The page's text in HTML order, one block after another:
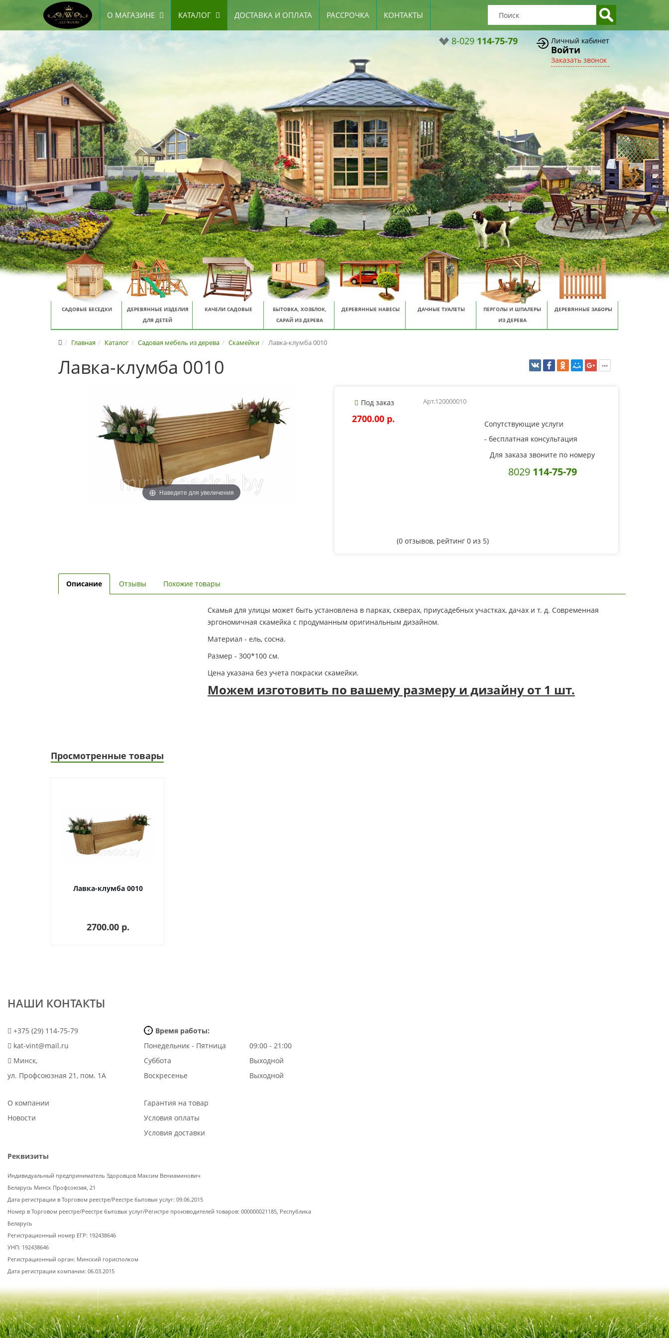
О МАГАЗИНЕ КАТАЛОГ ДОСТАВКА И ОПЛАТА РАССРОЧКА КОНТАКТЫ
8-029 114-75-79 Личный кабинет
Войти
Заказать звонок
САДОВЫЕ БЕСЕДКИ
ДЕРЕВЯННЫЕ ИЗДЕЛИЯ
ДЛЯ ДЕТЕЙ
КАЧЕЛИ САДОВЫЕ
БЫТОВКА, ХОЗБЛОК,
САРАЙ ИЗ ДЕРЕВА
ДЕРЕВЯННЫЕ НАВЕСЫ ДАЧНЫЕ ТУАЛЕТЫ
ПЕРГОЛЫ И ШПАЛЕРЫ
ИЗ ДЕРЕВА
ДЕРЕВЯННЫЕ ЗАБОРЫ
Главная Каталог Садовая мебель из дерева Скамейки Лавка-клумба 0010
Лавка-клумба 0010
Наведите для увеличения
Под заказ Арт.120000010
2700.00 p.
Сопутствующие услуги
- бесплатная консультация
Для заказа звоните по номеру
8029 114-75-79
(0 отзывов, рейтинг 0 из 5)
Описание Отзывы Похожие товары
Скамья для улицы может быть установлена в парках, скверах, приусадебных участках, дачах и т. д. Современная
эргономичная скамейка с продуманным оригинальным дизайном.
Материал - ель, сосна.
Размер - 300*100 см.
Цена указана без учета покраски скамейки.
Можем изготовить по вашему размеру и дизайну от 1 шт.
Просмотренные товары
Лавка-клумба 0010
2700.00 p.
НАШИ КОНТАКТЫ
+375 (29) 114-75-79
kat-vint@mail.ru
Минск,
ул. Профсоюзная 21, пом. 1А
Время работы:
Понедельник - Пятница
09:00 - 21:00
Суббота
Выходной
Воскресенье
Выходной
О компании
Новости
Гарантия на товар
Условия оплаты
Условия доставки
Реквизиты
Индивидуальный предприниматель Здоровцов Максим Вениаминович
Беларусь Минск Профсоюзая, 21
Дата регистрации в Торговом реестре/Реестре бытовых услуг: 09.06.2015
Номер в Торговом реестре/Реестре бытовых услуг/Регистре производителей товаров: 000000021185, Республика
Беларусь
Регистрационный номер ЕГР: 192438646
УНП: 192438646
Регистрационный орган: Минский горисполком
Дата регистрации компании: 06.03.2015